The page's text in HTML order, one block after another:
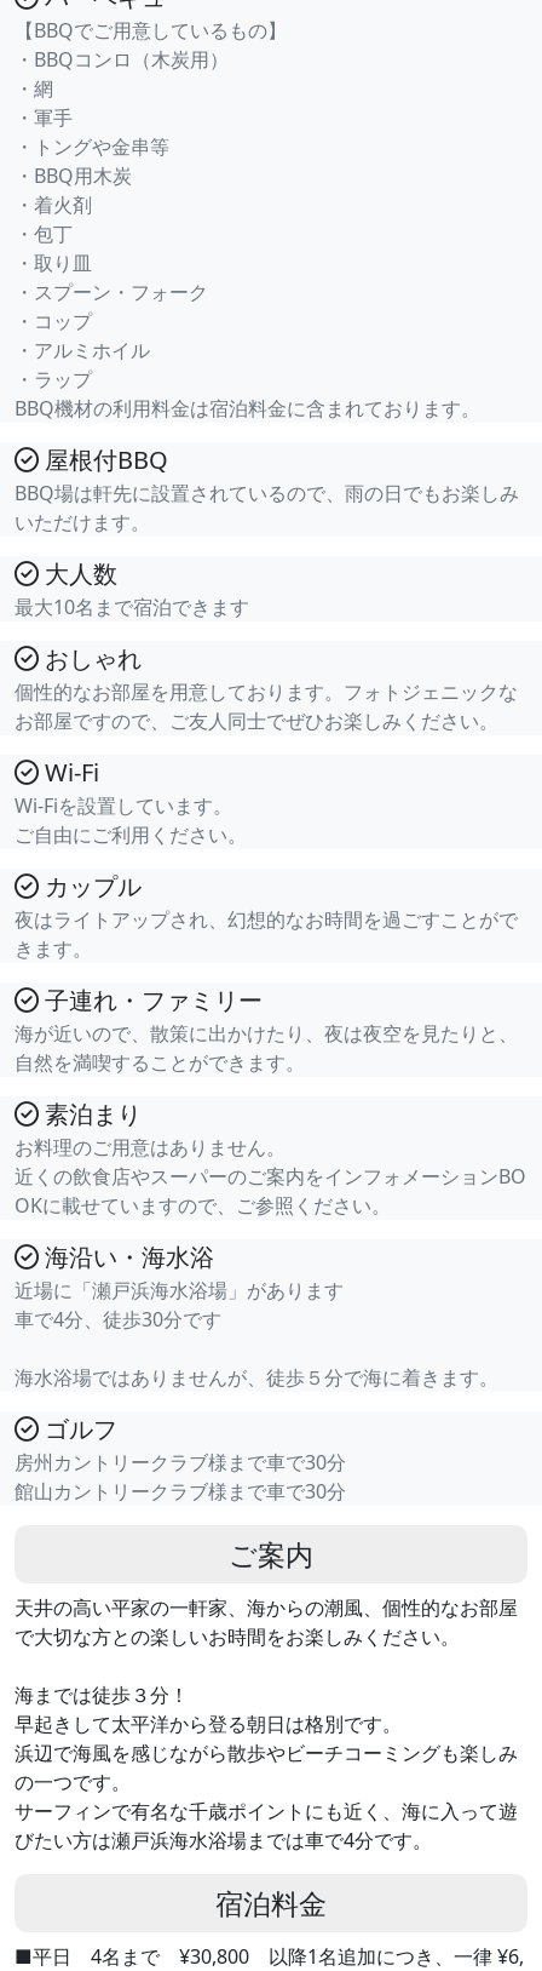
【BBQでご用意しているもの】
・BBQコンロ（木炭用）
・網
・軍手
・トングや金串等
・BBQ用木炭
・着火剤
・包丁
・取り皿
・スプーン・フォーク
・コップ
・アルミホイル
・ラップ
BBQ機材の利用料金は宿泊料金に含まれております。
屋根付BBQ
BBQ場は軒先に設置されているので、雨の日でもお楽しみ
いただけます。
大人数
最大10名まで宿泊できます
おしゃれ
個性的なお部屋を用意しております。フォトジェニックな
お部屋ですので、ご友人同士でぜひお楽しみください。
Wi-Fi
Wi-Fiを設置しています。
ご自由にご利用ください。
カップル
夜はライトアップされ、幻想的なお時間を過ごすことがで
きます。
子連れ・ファミリー
海が近いので、散策に出かけたり、夜は夜空を見たりと、
自然を満喫することができます。
素泊まり
お料理のご用意はありません。
近くの飲食店やスーパーのご案内をインフォメーションBO
OKに載せていますので、ご参照ください。
海沿い・海水浴
近場に「瀬戸浜海水浴場」があります
車で4分、徒歩30分です
海水浴場ではありませんが、徒歩５分で海に着きます。
ゴルフ
房州カントリークラブ様まで車で30分
館山カントリークラブ様まで車で30分
ご案内
天井の高い平家の一軒家、海からの潮風、個性的なお部屋
で大切な方との楽しいお時間をお楽しみください。
海までは徒歩３分！
早起きして太平洋から登る朝日は格別です。
浜辺で海風を感じながら散歩やビーチコーミングも楽しみ
の一つです。
サーフィンで有名な千歳ポイントにも近く、海に入って遊
びたい方は瀬戸浜海水浴場までは車で4分です。
宿泊料金
■平日 4名まで ¥30,800 以降1名追加につき、一律 ¥6,